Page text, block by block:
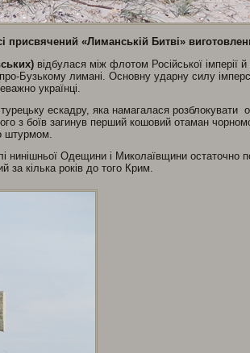
присвячений «Лиманській Битві»
відбулася між флотом Російської імперії
Бузькому лимані. Основну ударну силу
українці.
ескадру, яка намагалася розблокувати
з боїв загинув перший кошовий отаман
штурмом.
нинішньої Одещини і Миколаївщини остаточно
за кілька років до того Крим.